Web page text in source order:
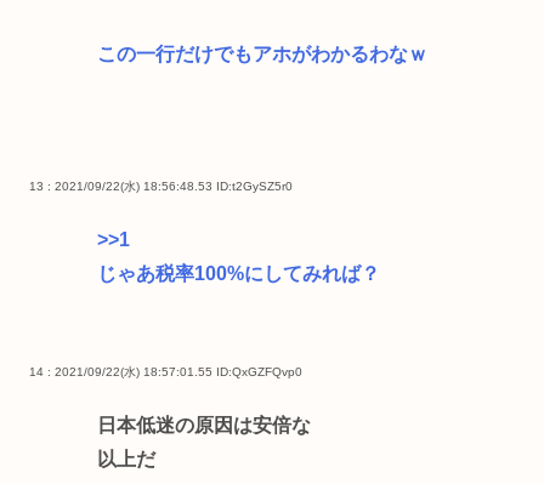
この一行だけでもアホがわかるわなｗ
13 : 2021/09/22(水) 18:56:48.53 ID:t2GySZ5r0
>>1
じゃあ税率100%にしてみれば？
14 : 2021/09/22(水) 18:57:01.55 ID:QxGZFQvp0
日本低迷の原因は安倍な
以上だ